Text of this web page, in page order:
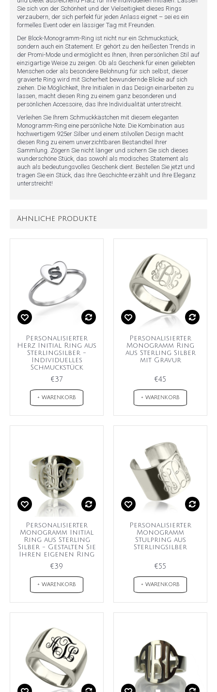
Sie sich von der Schönheit und der Vielseitigkeit dieses Rings
verzaubern, der sich perfekt für jeden Anlass eignet – sei es ein
formelles Event oder ein lässiger Tag mit Freunden.
Der Block-Monogramm-Ring ist nicht nur ein Schmuckstück,
sondern auch ein Statement. Er gehört zu den heißesten Trends in
der Promi-Mode und ermöglicht es Ihnen, Ihren persönlichen Stil auf
einzigartige Weise zu zeigen. Ob als Geschenk für einen geliebten
Menschen oder als besondere Belohnung für sich selbst, dieser
gravierte Ring wird mit Sicherheit bewundernde Blicke auf sich
ziehen. Die Möglichkeit, Ihre Initialen in das Design einarbeiten zu
lassen, macht diesen Ring zu einem ganz besonderen und
persönlichen Accessoire, das Ihre Individualität unterstreicht.
Verleihen Sie Ihrem Schmuckkästchen mit diesem eleganten
Monogramm-Ring eine persönliche Note. Die Kombination aus
hochwertigem 925er Silber und einem stilvollen Design macht
diesen Ring zu einem unverzichtbaren Bestandteil Ihrer
Sammlung. Zögern Sie nicht länger und sichern Sie sich dieses
wunderschöne Stück, das sowohl als modisches Statement als
auch als bedeutungsvolles Geschenk dient. Bestellen Sie jetzt und
tragen Sie ein Stück, das Ihre Geschichte erzählt und Ihre Eleganz
unterstreicht!
ÄHNLICHE PRODUKTE
Personalisierter
Herz Initial Ring aus
Sterlingsilber -
Individuelles
Schmuckstück
€37
+ WARENKORB
Personalisierter
Monogramm Ring
aus Sterling Silber
mit Gravur
€45
+ WARENKORB
Personalisierter
Monogramm Initial
Ring aus Sterling
Silber - Gestalten Sie
Ihren eigenen Ring
€39
+ WARENKORB
Personalisierter
Monogramm
Stulpring aus
Sterlingsilber
€55
+ WARENKORB